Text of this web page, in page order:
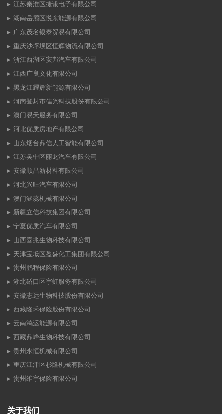
江苏秦淮区捷谦电子有限公司
湖南岳麓区悦东能源有限公司
广东茂名银泰贸易有限公司
重庆沙坪坝区恒辉物流有限公司
浙江西湖区安邦汽车有限公司
江西广良文化有限公司
黑龙江耀辉新能源有限公司
河南登封市佳兴科技股份有限公司
澳门易天服务有限公司
河北优质房地产有限公司
山东烟台鼎信人工智能有限公司
江苏吴中区丽龙汽车有限公司
安徽顺昌新材料有限公司
河北兴旺汽车有限公司
澳门涵蕊机械有限公司
新疆立信科技集团有限公司
宁夏优质汽车有限公司
山西喜兆生物科技有限公司
天津宝坻区盈盛化工集团有限公司
贵州鹏程保险有限公司
湖北硚口区宇虹服务有限公司
安徽志远生物科技股份有限公司
西藏隆禾保险股份有限公司
云南鸿运能源有限公司
西藏鼎峰生物科技有限公司
贵州永恒机械有限公司
重庆江津区杉隆机械有限公司
贵州维宇保险有限公司
关于我们